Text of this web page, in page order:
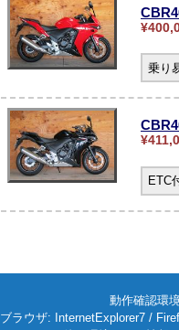
乗り
ETC
動作確認環
ブラウザ: InternetExplorer7 /